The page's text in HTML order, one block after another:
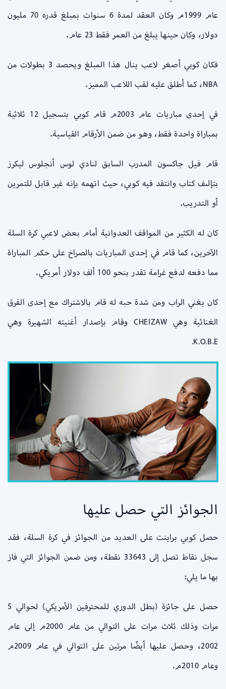
عام 1999م وكان العقد لمدة 6 سنوات بمبلغ قدره 70 مليون
دولار، وكان حينها يبلغ من العمر فقط 23 عام.
فكان كوبي أصغر لاعب ينال هذا المبلغ ويحصد 3 بطولات من
NBA، كما أطلق عليه لقب اللاعب المميز.
في إحدى مباريات عام 2003م قام كوبي بتسجيل 12 ثلاثية
بمباراة واحدة فقط، وهو من ضمن الأرقام القياسية.
قام فيل جاكسون المدرب السابق لنادي لوس أنجلوس ليكرز
بتإلىف كتاب وانتقد فيه كوبي، حيث اتهمه بإنه غير قابل للتمرين
أو التدريب.
كان له الكثير من المواقف العدوانية أمام بعض لاعبي كرة السلة
الآخرين، كما قام في إحدى المباريات بالصراخ على حكم المباراة
مما دفعه لدفع غرامة تقدر بنحو 100 ألف دولار أمريكي.
كان يغني الراب ومن شدة حبه له قام بالاشتراك مع إحدى الفرق
الغنائية وهي CHEIZAW وقام بإصدار أغنيته الشهيرة وهي
K.O.B.E.
الجوائز التي حصل عليها
حصل كوبي براينت على العديد من الجوائز في كرة السلة، فقد
سجل نقاط تصل إلى 33643 نقطة، ومن ضمن الجوائز التي فاز
بها ما يلي:
حصل على جائزة (بطل الدوري للمحترفين الأمريكي) لحوالي 5
مرات وذلك ثلاث مرات على التوالي من عام 2000م إلى عام
2002، وحصل عليها أيضًا مرتين على التوالي في عام 2009م
وعام 2010م.